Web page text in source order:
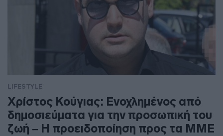
LIFESTYLE
Χρίστος Κούγιας: Ενοχλημένος από
δημοσιεύματα για την προσωπική του
ζωή – Η προειδοποίηση προς τα ΜΜΕ